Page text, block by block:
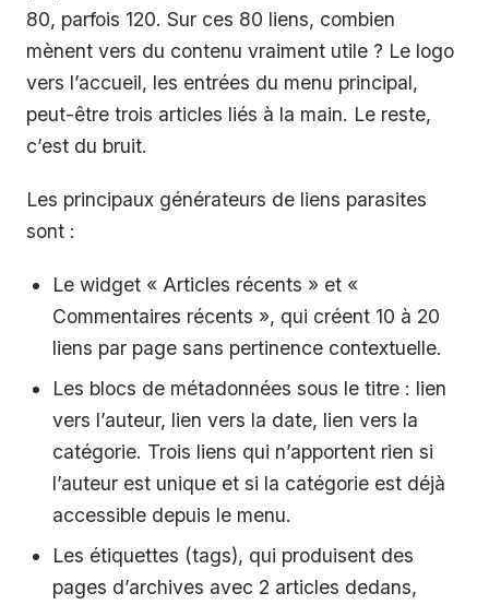
80, parfois 120. Sur ces 80 liens, combien
mènent vers du contenu vraiment utile ? Le logo
vers l’accueil, les entrées du menu principal,
peut-être trois articles liés à la main. Le reste,
c’est du bruit.
Les principaux générateurs de liens parasites
sont :
Le widget « Articles récents » et «
Commentaires récents », qui créent 10 à 20
liens par page sans pertinence contextuelle.
Les blocs de métadonnées sous le titre : lien
vers l’auteur, lien vers la date, lien vers la
catégorie. Trois liens qui n’apportent rien si
l’auteur est unique et si la catégorie est déjà
accessible depuis le menu.
Les étiquettes (tags), qui produisent des
pages d’archives avec 2 articles dedans,